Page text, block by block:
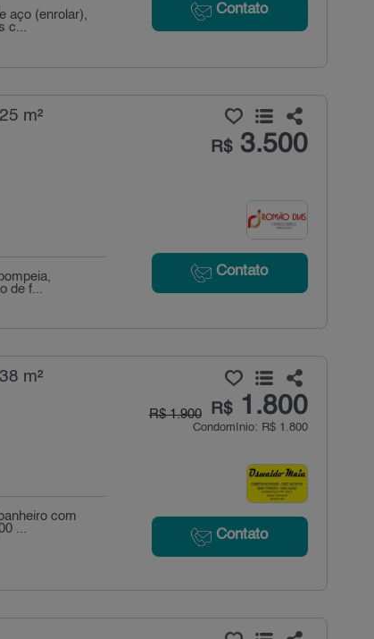
Contato
aço (enrolar),
c...
m²
R$3.500
Contato
de f...
m²
R$1.800
R$ 1.900
Condomínio: R$ 1.800
Contato
com
...